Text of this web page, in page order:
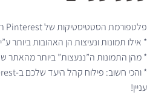
פלטפורמת הסטטיסטיקות של Pinterest תציג לכם נתונים חשובים כמו:
* אילו תמונות ונעיצות הן האהובות ביותר
* מהן התמונות ה”ננעצות” ביותר מהאתר
עניין!